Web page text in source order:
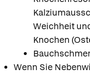
Weichheit
Knochen
Wenn Sie